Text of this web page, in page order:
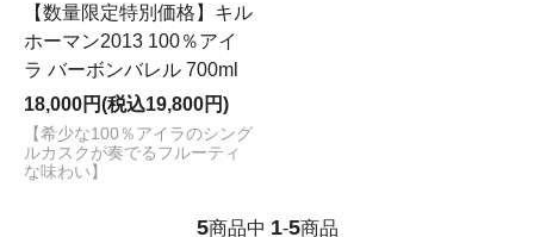
【数量限定特別価格】キル
ホーマン2013 100％アイ
ラ バーボンバレル 700ml
18,000円(税込19,800円)
【希少な100％アイラのシング
ルカスクが奏でるフルーティ
な味わい】
5商品中 1-5商品